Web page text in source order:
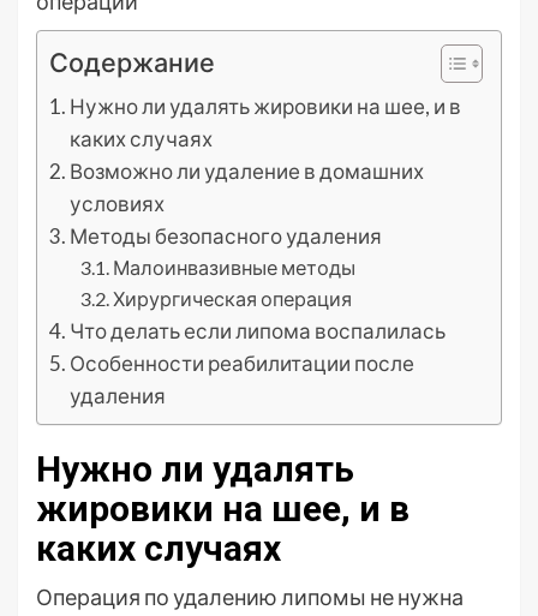
Содержание
Нужно ли удалять жировики на шее, и в
каких случаях
Возможно ли удаление в домашних
условиях
Методы безопасного удаления
Малоинвазивные методы
Хирургическая операция
Что делать если липома воспалилась
Особенности реабилитации после
удаления
Нужно ли удалять
жировики на шее, и в
каких случаях
Операция по удалению липомы не нужна